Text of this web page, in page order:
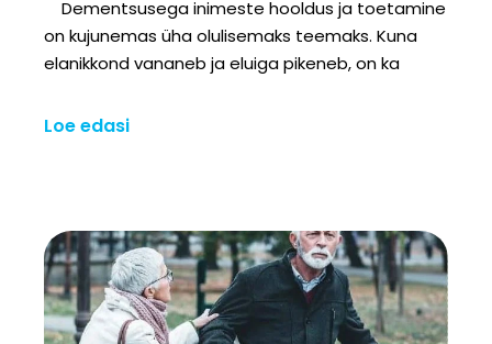
Dementsusega inimeste hooldus ja toetamine
on kujunemas üha olulisemaks teemaks. Kuna
elanikkond vananeb ja eluiga pikeneb, on ka
Loe edasi